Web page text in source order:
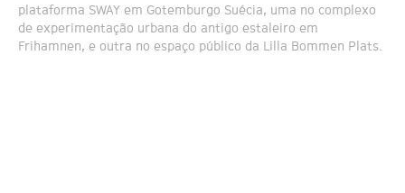
plataforma SWAY em Gotemburgo Suécia, uma no complexo
de experimentação urbana do antigo estaleiro em
Frihamnen, e outra no espaço público da Lilla Bommen Plats.